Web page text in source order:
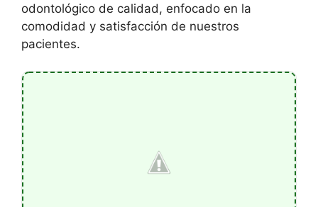
odontológico de calidad, enfocado en la
comodidad y satisfacción de nuestros
pacientes.